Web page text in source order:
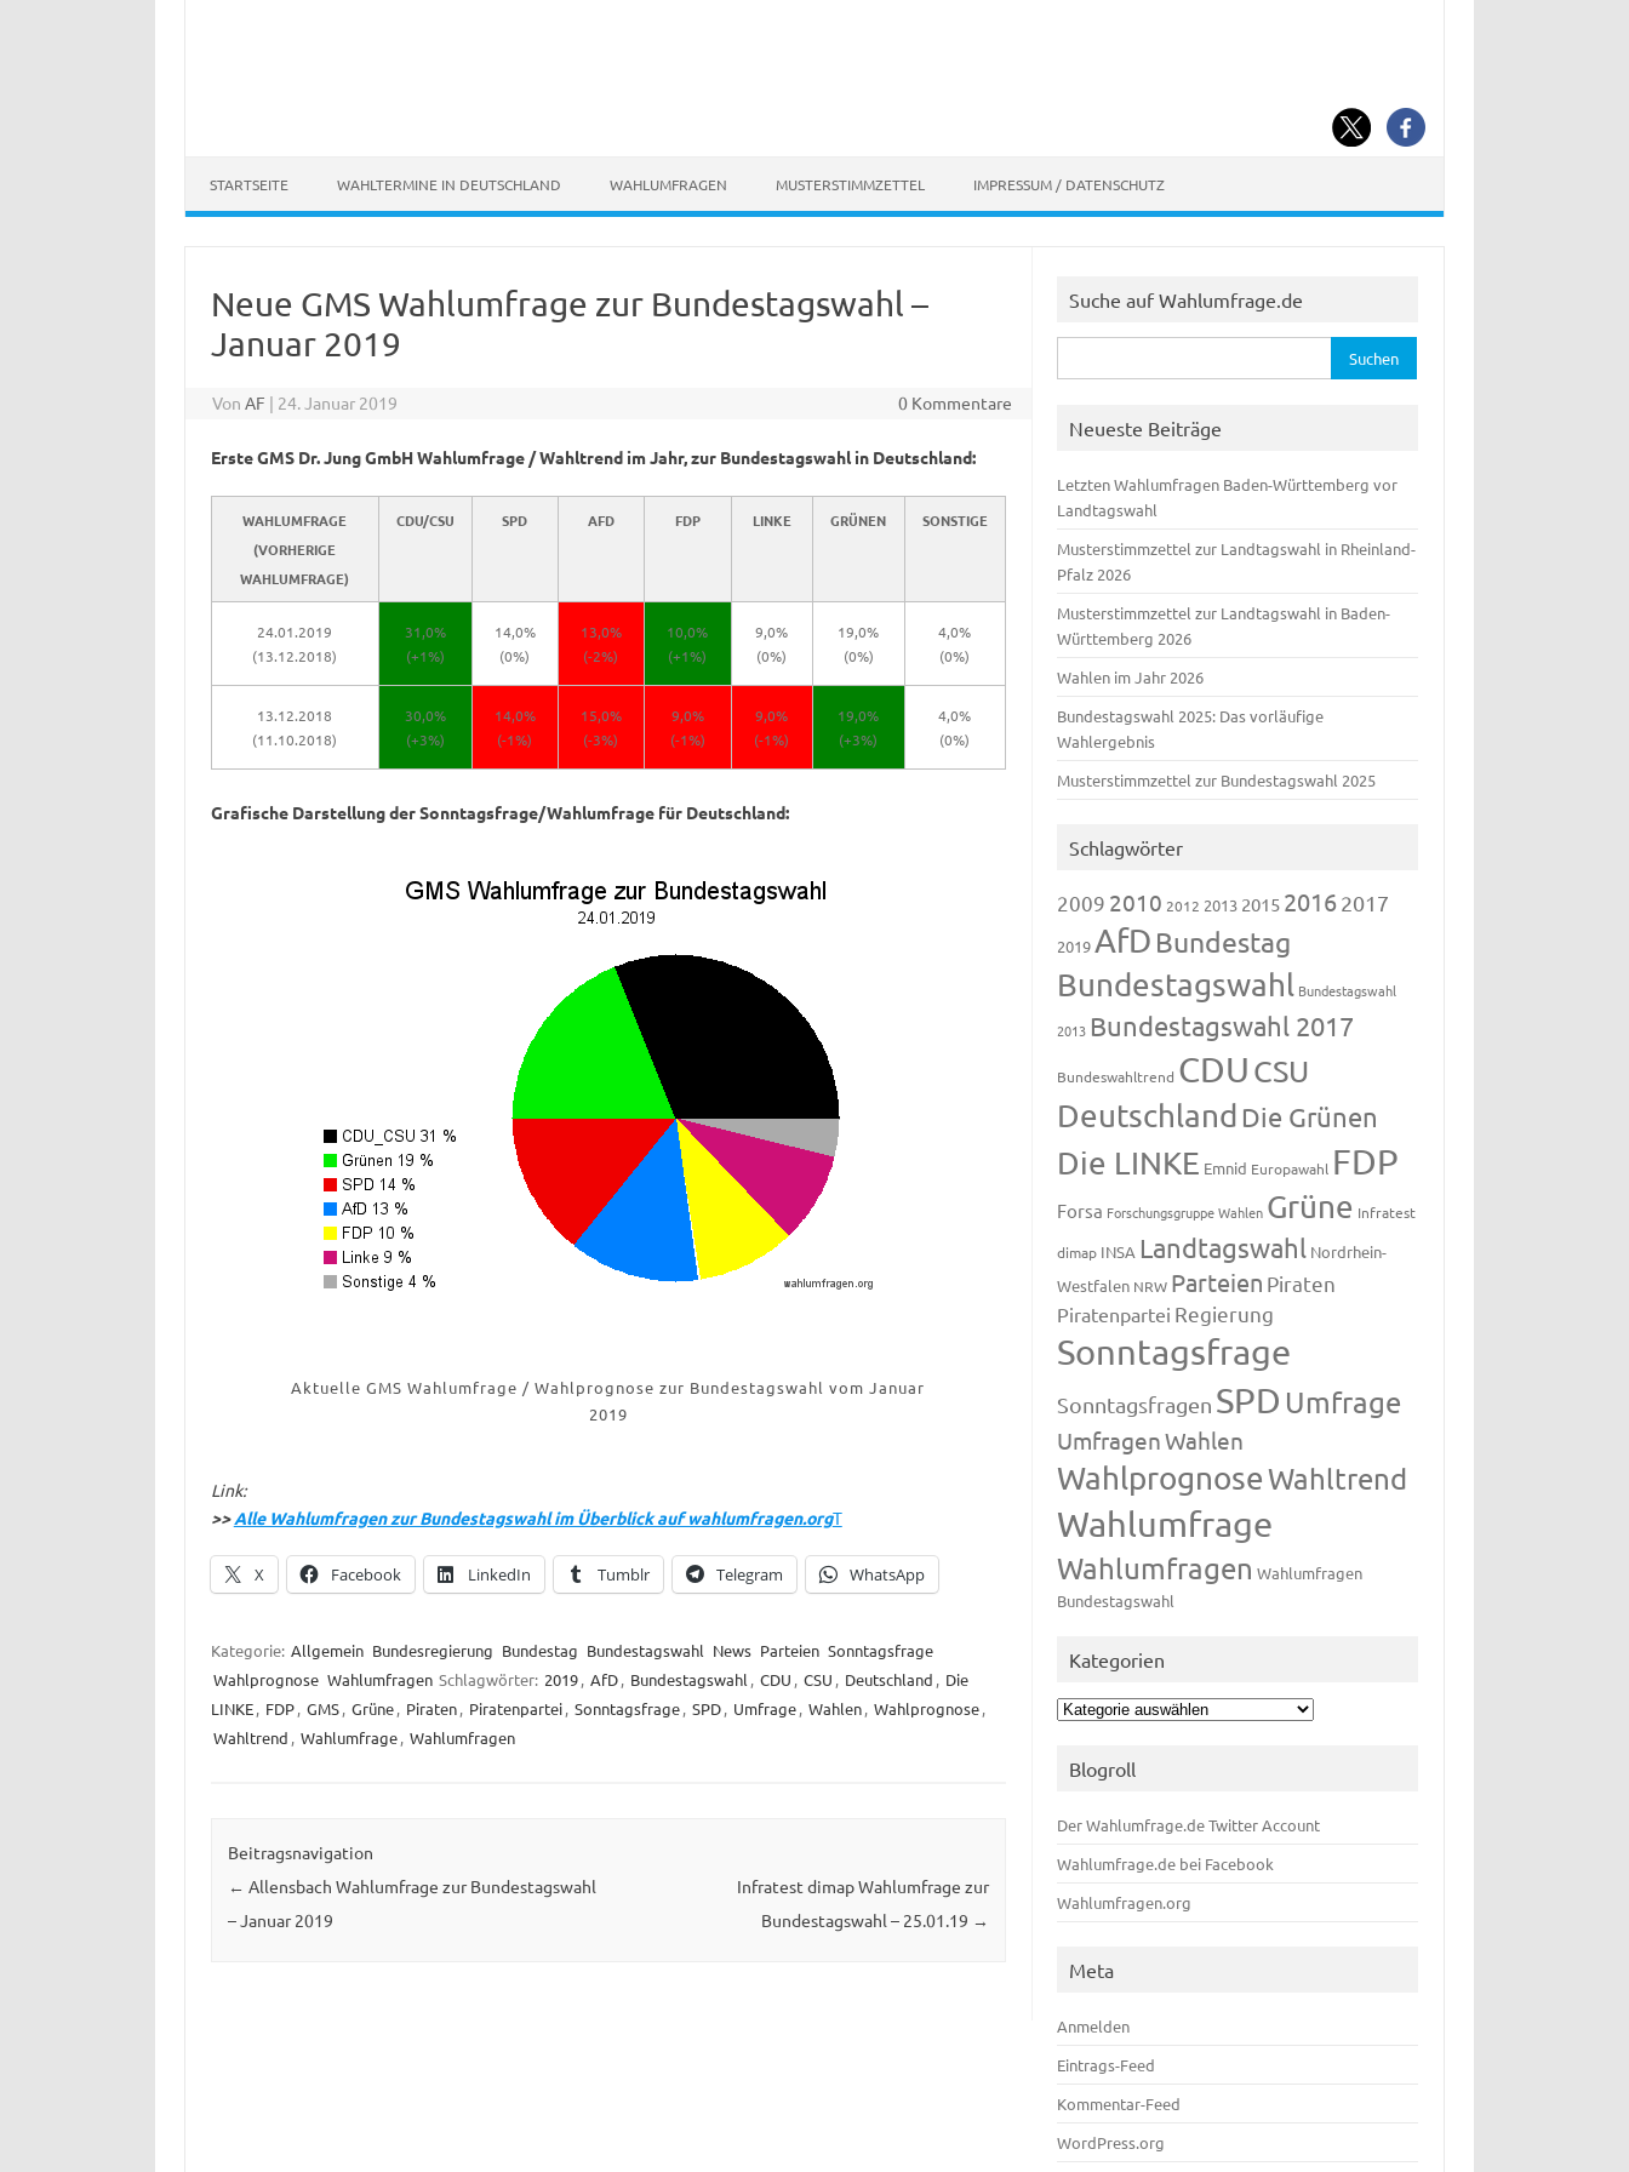
STARTSEITE WAHLTERMINE IN DEUTSCHLAND WAHLUMFRAGEN MUSTERSTIMMZETTEL IMPRESSUM / DATENSCHUTZ
Neue GMS Wahlumfrage zur Bundestagswahl –
Januar 2019
VonAF | 24. Januar 2019 0 Kommentare
Erste GMS Dr. Jung GmbH Wahlumfrage / Wahltrend im Jahr, zur Bundestagswahl in Deutschland:
WAHLUMFRAGE
(VORHERIGE
WAHLUMFRAGE)
CDU/CSU SPD AFD FDP LINKE GRÜNEN SONSTIGE
24.01.2019
(13.12.2018)
31,0%
(+1%)
14,0%
(0%)
13,0%
(-2%)
10,0%
(+1%)
9,0%
(0%)
19,0%
(0%)
4,0%
(0%)
13.12.2018
(11.10.2018)
30,0%
(+3%)
14,0%
(-1%)
15,0%
(-3%)
9,0%
(-1%)
9,0%
(-1%)
19,0%
(+3%)
4,0%
(0%)
Grafische Darstellung der Sonntagsfrage/Wahlumfrage für Deutschland:
Aktuelle GMS Wahlumfrage / Wahlprognose zur Bundestagswahl vom Januar
2019
Link:
>>Alle Wahlumfragen zur Bundestagswahl im Überblick auf wahlumfragen.orgT
X Facebook LinkedIn Tumblr Telegram WhatsApp
Kategorie: Allgemein Bundesregierung Bundestag Bundestagswahl News Parteien Sonntagsfrage
Wahlprognose Wahlumfragen Schlagwörter: 2019, AfD, Bundestagswahl , CDU , CSU , Deutschland , Die
LINKE, FDP, GMS, Grüne, Piraten, Piratenpartei, Sonntagsfrage, SPD, Umfrage, Wahlen, Wahlprognose,
Wahltrend , Wahlumfrage, Wahlumfragen
Beitragsnavigation
← Allensbach Wahlumfrage zur Bundestagswahl
– Januar 2019
Infratest dimap Wahlumfrage zur
Bundestagswahl – 25.01.19 →
Suche auf Wahlumfrage.de
nach:
Neueste Beiträge
Letzten Wahlumfragen Baden-Württemberg vor
Landtagswahl
Musterstimmzettel zur Landtagswahl in Rheinland-
Pfalz 2026
Musterstimmzettel zur Landtagswahl in Baden-
Württemberg 2026
Wahlen im Jahr 2026
Bundestagswahl 2025: Das vorläufige
Wahlergebnis
Musterstimmzettel zur Bundestagswahl 2025
Schlagwörter
2009 2010 2012 2013 2015 20162017
2019AfD Bundestag
Bundestagswahl Bundestagswahl
2013 Bundestagswahl 2017
Bundeswahltrend CDUCSU
Deutschland Die Grünen
Die LINKE Emnid Europawahl FDP
Forsa Forschungsgruppe Wahlen Grüne Infratest
dimap INSA Landtagswahl Nordrhein-
Westfalen NRW Parteien Piraten
Piratenpartei Regierung
Sonntagsfrage
Sonntagsfragen SPD Umfrage
UmfragenWahlen
WahlprognoseWahltrend
Wahlumfrage
Wahlumfragen Wahlumfragen
Bundestagswahl
Kategorien
Kategorien
Blogroll
Der Wahlumfrage.de Twitter Account
Wahlumfrage.de bei Facebook
Wahlumfragen.org
Meta
Anmelden
Eintrags-Feed
Kommentar-Feed
WordPress.org